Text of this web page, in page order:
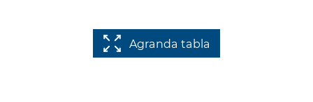
Agranda tabla